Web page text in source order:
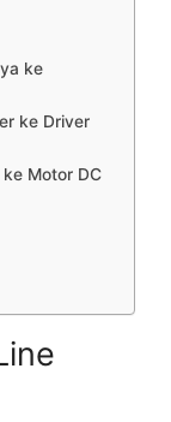
ke
ke Driver
Motor DC